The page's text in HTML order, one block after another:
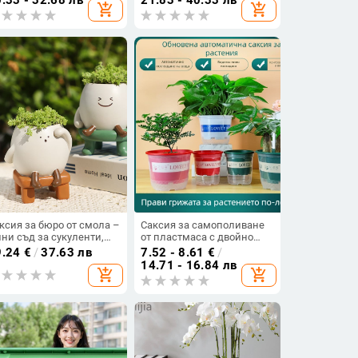
add_shopping_cart
употреба, модерен стилadd_shopping_cart
за бюро от смола –
съд за сукуленти,
стил, здрав и
на деформация
€ /37.63 лв
add_shopping_cart
Саксия за самополиване
от пластмаса с двойно
прозрачен външен съд и
резервоар за вода
7.52 - 8.61 € /
14.71 - 16.84 лв
add_shopping_cart